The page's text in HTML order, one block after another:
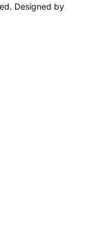
Designed by